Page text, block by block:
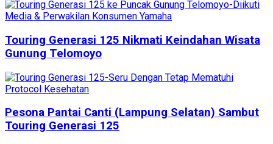
Touring Generasi 125 Nikmati Keindahan Wisata
Gunung Telomoyo
Pesona Pantai Canti (Lampung Selatan) Sambut
Touring Generasi 125